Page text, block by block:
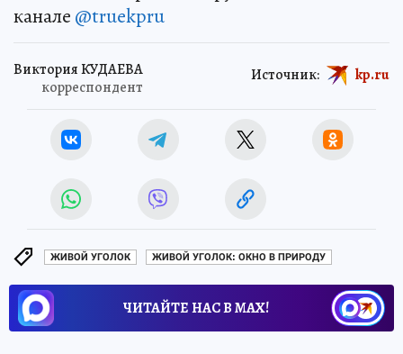
канале @truekpru
Виктория КУДАЕВА
корреспондент
Источник: kp.ru
ЖИВОЙ УГОЛОК ЖИВОЙ УГОЛОК: ОКНО В ПРИРОДУ
ЧИТАЙТЕ НАС В МАХ!